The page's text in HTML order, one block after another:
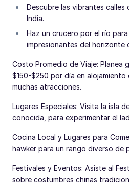
Descubre las vibrantes
India.
Haz un crucero por el río
impresionantes del horizonte
Costo Promedio de Viaje: Planea
$150-$250 por día en
muchas atracciones.
Lugares Especiales: Visita la isla
conocida, para experimentar el
Cocina Local y Lugares para
hawker para un rango diverso de
Festivales y Eventos: Asiste al
sobre costumbres chinas